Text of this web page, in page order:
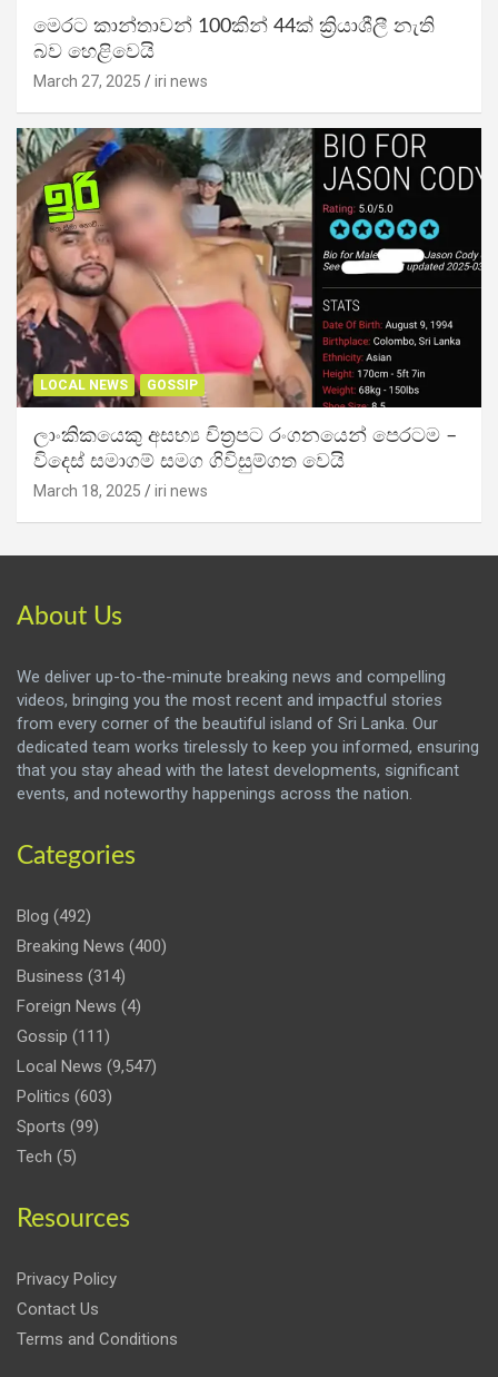
මෙරට කාන්තාවන් 100කින් 44ක් ක්‍රියාශීලී නැති
බව හෙළිවෙයි
March 27, 2025 iri news
LOCAL NEWS GOSSIP
ලාංකිකයෙකු අසභ්‍ය චිත්‍රපට රංගනයෙන් පෙරටම –
විදෙස් සමාගම් සමග ගිවිසුම්ගත වෙයි
March 18, 2025 iri news
About Us
We deliver up-to-the-minute breaking news and compelling
videos, bringing you the most recent and impactful stories
from every corner of the beautiful island of Sri Lanka. Our
dedicated team works tirelessly to keep you informed, ensuring
that you stay ahead with the latest developments, significant
events, and noteworthy happenings across the nation.
Categories
Blog (492)
Breaking News (400)
Business (314)
Foreign News (4)
Gossip (111)
Local News (9,547)
Politics (603)
Sports (99)
Tech (5)
Resources
Privacy Policy
Contact Us
Terms and Conditions